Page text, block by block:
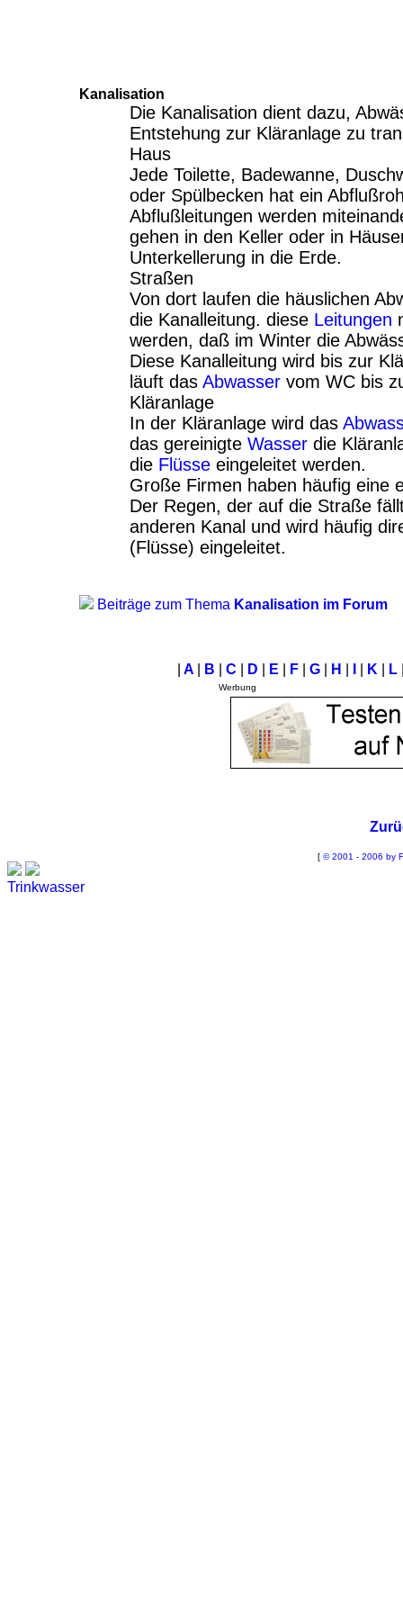
Kanalisation
Die Kanalisation dient dazu,
Entstehung zur Kläranlage zu
Haus
Jede Toilette, Badewanne,
oder Spülbecken hat ein
Abflußleitungen werden
gehen in den Keller oder in
Unterkellerung in die Erde.
Straßen
Von dort laufen die häuslichen
die Kanalleitung. diese Leitungen
werden, daß im Winter die
Diese Kanalleitung wird bis zur
läuft das Abwasser vom WC bis
Kläranlage
In der Kläranlage wird das
das gereinigte Wasser die
die Flüsse eingeleitet werden.
Große Firmen haben häufig eine
Der Regen, der auf die Straße
anderen Kanal und wird häufig
(Flüsse) eingeleitet.
Beiträge zum Thema Kanalisation im Forum
A B C D E F G H K L
Werbung
[ © 2001 - 2006 by
Trinkwasser